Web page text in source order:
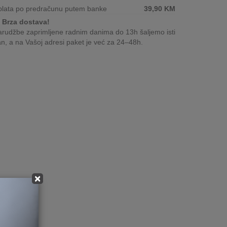
×
po predračunu putem banke
39,90 KM
Brza dostava!
zaprimljene radnim danima do 13h šaljemo isti
a na Vašoj adresi paket je već za 24–48h.